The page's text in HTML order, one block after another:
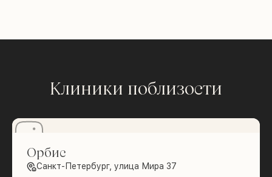
Клиники поблизости
Орбис
Санкт-Петербург, улица Мира 37